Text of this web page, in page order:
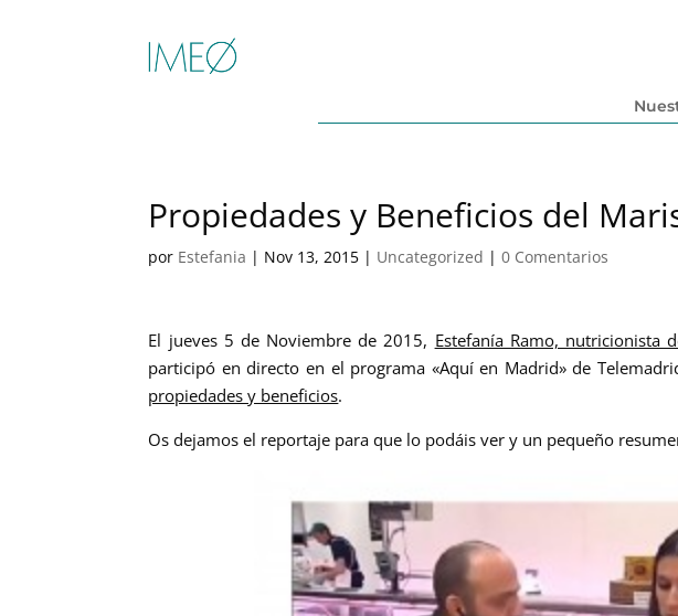
Propiedades y Beneficios del
por Estefania | Nov 13, 2015 | Uncategorized |0 Comentarios
El jueves 5 de Noviembre de 2015, Estefanía Ramo, nutricionista
participó en directo en el programa «Aquí en Madrid» de
propiedades y beneficios.
Os dejamos el reportaje para que lo podáis ver y un pequeño